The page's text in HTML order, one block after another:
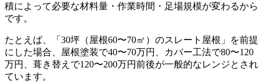
積によって必要な材料量・作業時間・足場規模が変わるから
です。
たとえば、「30坪（屋根60〜70㎡）のスレート屋根」を前提
にした場合、屋根塗装で40〜70万円、カバー工法で80〜120
万円、葺き替えで120〜200万円前後が一般的なレンジとされ
ています。